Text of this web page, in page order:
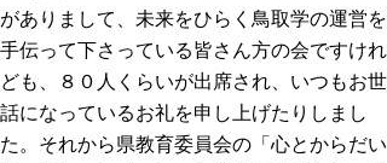
がありまして、未来をひらく鳥取学の運営を
手伝って下さっている皆さん方の会ですけれ
ども、８０人くらいが出席され、いつもお世
話になっているお礼を申し上げたりしまし
た。それから県教育委員会の「心とからだい